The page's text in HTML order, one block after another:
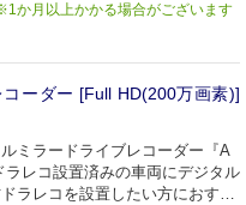
か月以上かかる場合がございます
ーダー [Full HD(200万画素)]
ミラードライブレコーダー『A
ラレコ設置済みの車両にデジタル
ラレコを設置したい方におすす